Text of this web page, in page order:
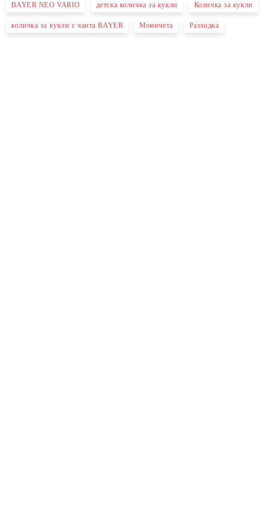
Ние ще се свържем с вас в рамките на работния ден.
BAYER NEO VARIO детска количка за кукли Количка за кукли
количка за кукли с чанта BAYER Момичета Разходка